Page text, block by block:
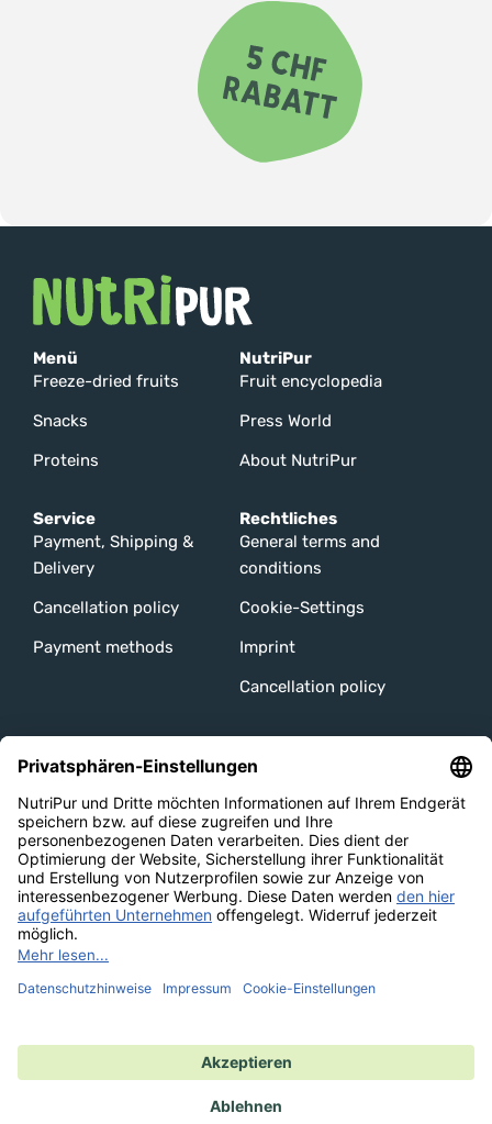
Menü
Freeze-dried fruits
Snacks
Proteins
NutriPur
Fruit encyclopedia
Press World
About NutriPur
Service
Payment, Shipping &
Delivery
Cancellation policy
Payment methods
Rechtliches
General terms and
conditions
Cookie-Settings
Imprint
Cancellation policy
Unsere Channels
Versandarten
Bezahlmethoden